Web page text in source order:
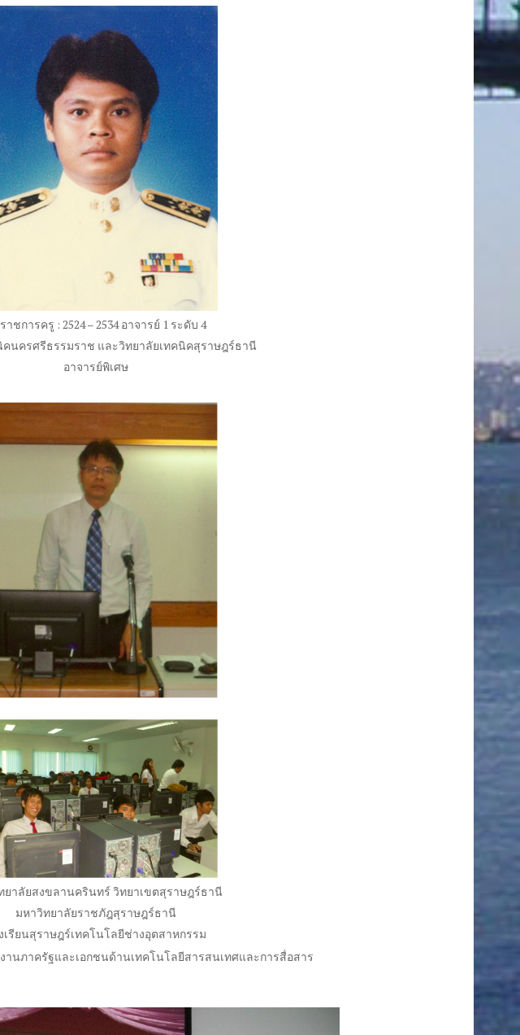
าชการครู : 2524 – 2534อาจารย์ 1 ระดับ 4
คนครศรีธรรมราช และวิทยาลัยเทคนิคสุราษฎร์ธานี
อาจารย์พิเศษ
ยาลัยสงขลานครินทร์ วิทยาเขตสุราษฎร์ธานี
มหาวิทยาลัยราชภัฎสุราษฎร์ธานี
เรียนสุราษฎร์เทคโนโลยีช่างอุตสาหกรรม
านภาครัฐและเอกชนด้านเทคโนโลยีสารสนเทศและการสื่อสาร